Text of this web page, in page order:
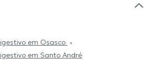
em Osasco
em Santo André